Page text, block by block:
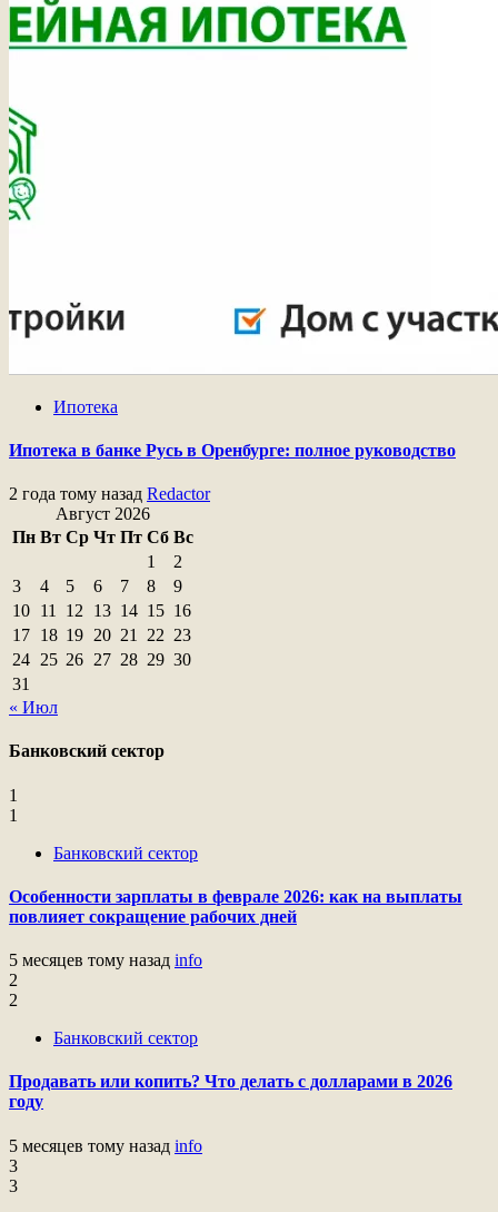
Ипотека
Ипотека в банке Русь в Оренбурге: полное руководство
2 года тому назад Redactor
Август 2026
Пн Вт Ср Чт Пт Сб Вс
1
2
3
4 5 6 7 8
9
10 11 12 13 14 15 16
17 18 19 20 21 22 23
24 25 26 27 28 29 30
31
« Июл
Банковский сектор
1
1
Банковский сектор
Особенности зарплаты в феврале 2026: как на выплаты
повлияет сокращение рабочих дней
5 месяцев тому назад info
2
2
Банковский сектор
Продавать или копить? Что делать с долларами в 2026
году
5 месяцев тому назад info
3
3